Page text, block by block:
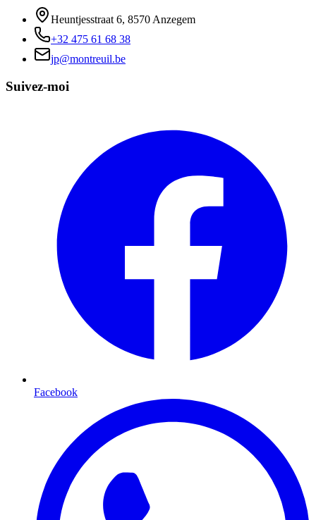
Heuntjesstraat 6, 8570 Anzegem
+32 475 61 68 38
jp@montreuil.be
Suivez-moi
Facebook